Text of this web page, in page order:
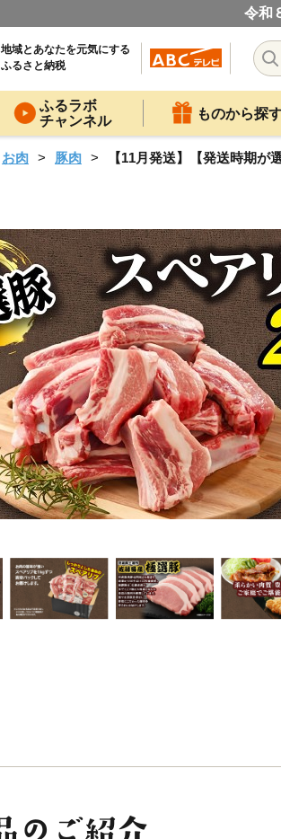
令和
地域とあなたを元気にする
ふるさと納税
ふるラボ
チャンネル
ものから探
お肉 豚肉 【11月発送】【発送時期